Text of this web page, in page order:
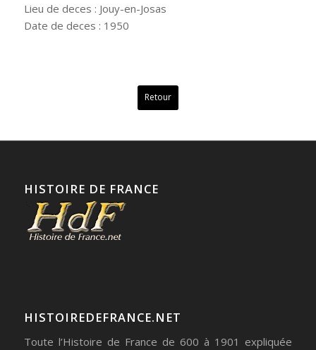
Lieu de deces : Jouy-en-Josas
Date de deces : 1950
Retour
HISTOIRE DE FRANCE
HISTOIREDEFRANCE.NET
Toute l’Histoire de France de 600 à 1901 expliquée